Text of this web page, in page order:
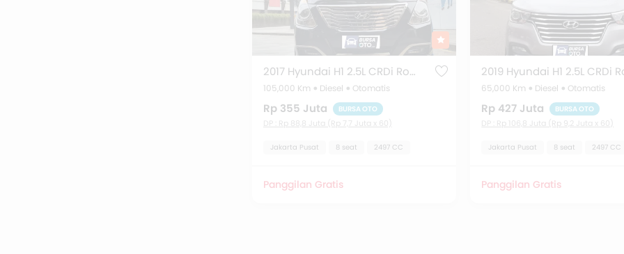
2017 Hyundai H1 2.5L CRDi Royale
105,000 Km Diesel Otomatis
Rp 355 Juta BURSA OTO
DP : Rp 88,8 Juta (Rp 7,7 Juta x 60)
Jakarta Pusat 8 seat 2497 CC
Panggilan Gratis
65,000 Km Diesel Otomatis
Rp 427 Juta BURSA OTO
DP : Rp 106,8 Juta (Rp 9,2 Juta x 60)
Jakarta Pusat 8 seat 2497 CC
Panggilan Gratis